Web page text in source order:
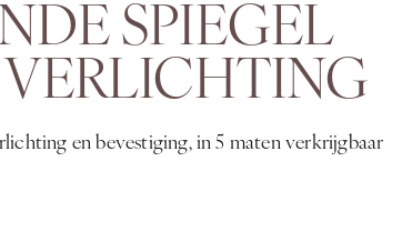
SPIEGEL
en bevestiging, in 5 maten verkrijgbaar